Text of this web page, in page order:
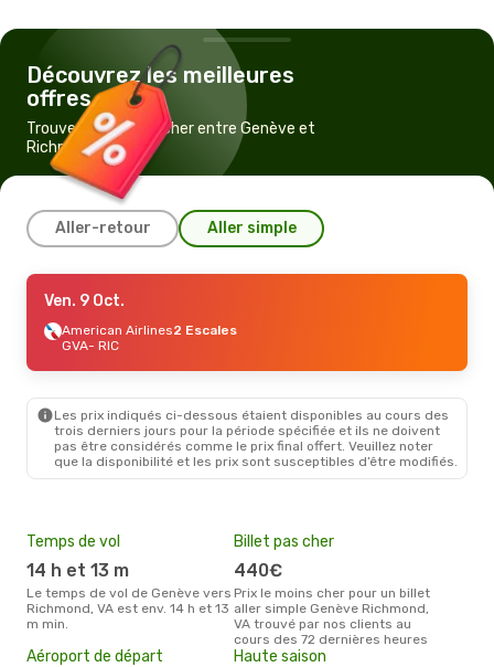
Découvrez les meilleures
offres
Trouvez un vol pas cher entre Genève et
Richmond, VA
Aller-retour Aller simple
Mar. 15 Sept.
American Airlines2 Escales
GVA- RIC
RIC- GVA
Ven. 9 Oct.
American Airlines2 Escales
GVA- RIC
Les prix indiqués ci-dessous étaient disponibles au cours des
trois derniers jours pour la période spécifiée et ils ne doivent
pas être considérés comme le prix final offert. Veuillez noter
que la disponibilité et les prix sont susceptibles d’être modifiés.
Temps de vol
14 h et 13 m
Le temps de vol de Genève vers
Richmond, VA est env. 14 h et 13
m min.
Billet pas cher
440€
Prix le moins cher pour un billet
aller simple Genève Richmond,
VA trouvé par nos clients au
cours des 72 dernières heures
Aéroport de départ Haute saison